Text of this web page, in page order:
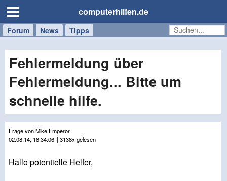
computerhilfen.de
Forum News Tipps
Handy
Tablet
Windows
Mac
Fehlermeldung über
Fehlermeldung... Bitte um
schnelle hilfe.
Frage von Mike Emperor
02.08.14, 18:34:06 | 3138x gelesen
Hallo potentielle Helfer,